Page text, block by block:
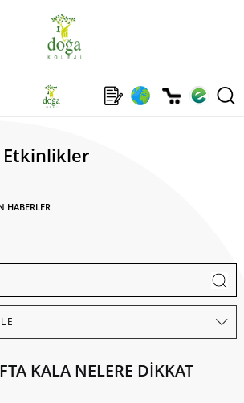
Etkinlikler
HABERLER
KALA NELERE DİKKAT